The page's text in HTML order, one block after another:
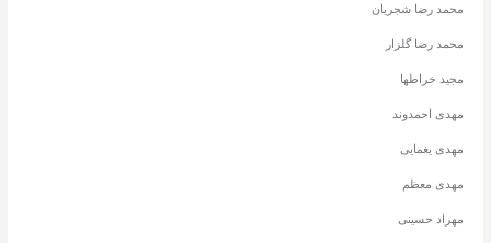
محمد رضا شجریان
محمد رضا گلزار
مجید خراطها
مهدی احمدوند
مهدی یغمایی
مهدی معظم
مهراد حسینی